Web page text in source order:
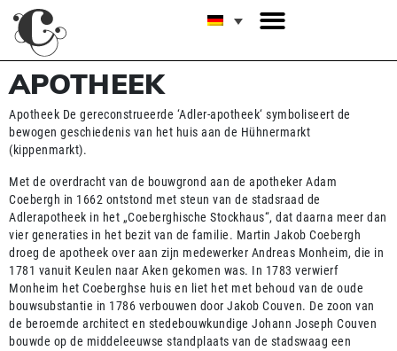
APOTHEEK
Apotheek De gereconstrueerde ‘Adler-apotheek‘ symboliseert de
bewogen geschiedenis van het huis aan de Hühnermarkt
(kippenmarkt).
Met de overdracht van de bouwgrond aan de apotheker Adam
Coebergh in 1662 ontstond met steun van de stadsraad de
Adlerapotheek in het „Coeberghische Stockhaus“, dat daarna meer dan
vier generaties in het bezit van de familie. Martin Jakob Coebergh
droeg de apotheek over aan zijn medewerker Andreas Monheim, die in
1781 vanuit Keulen naar Aken gekomen was. In 1783 verwierf
Monheim het Coeberghse huis en liet het met behoud van de oude
bouwsubstantie in 1786 verbouwen door Jakob Couven. De zoon van
de beroemde architect en stedebouwkundige Johann Joseph Couven
bouwde op de middeleeuwse standplaats van de stadswaag een